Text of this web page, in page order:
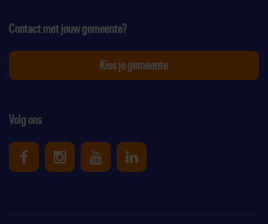
Volg ons
Uniek Sporten op Facebook
Uniek Sporten op Instagram
Uniek Sporten op Youtube
Uniek Sporten op
Contact met jouw gemeente?
Kies je gemeente